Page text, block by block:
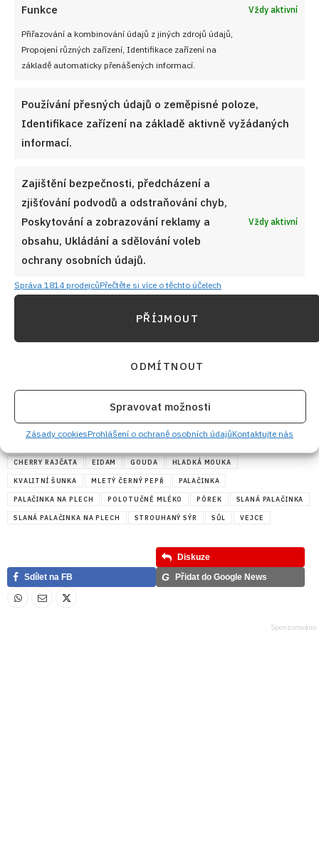
Funkce Vždy aktivní
Přiřazování a kombinování údajů z jiných zdrojů údajů,
Propojení různých zařízení, Identifikace zařízení na
základě automaticky přenášených informací.
Používání přesných údajů o zeměpisné poloze,
Identifikace zařízení na základě aktivně vyžádaných
informací.
Zajištění bezpečnosti, předcházení a
zjišťování podvodů a odstraňování chyb,
Poskytování a zobrazování reklamy a
obsahu, Ukládání a sdělování voleb
ochrany osobních údajů.
Vždy aktivní
Správa 1814 prodejcůPřečtěte si více o těchto účelech
PŘÍJMOUT
ODMÍTNOUT
Spravovat možnosti
Zásady cookiesProhlášení o ochraně osobních údajůKontaktujte nás
CHERRY RAJČATA EIDAM GOUDA HLADKÁ MOUKA
KVALITNÍ ŠUNKA MLETÝ ČERNÝ PEPŘ PALAČINKA
PALAČINKA NA PLECH POLOTUČNÉ MLÉKO PÓREK SLANÁ PALAČINKA
SLANÁ PALAČINKA NA PLECH STROUHANÝ SÝR SŮL VEJCE
Diskuze
Sdílet na FB
G Přidat do Google News